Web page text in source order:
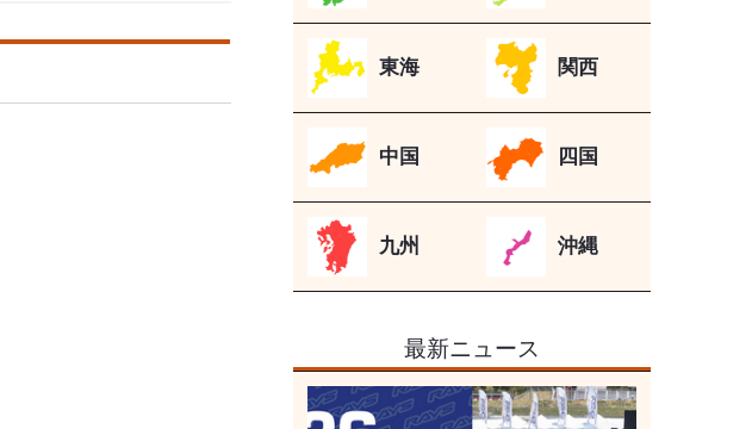
東海 関西
中国 四国
九州 沖縄
最新ニュース